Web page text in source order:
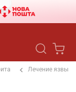
Лечение язвы